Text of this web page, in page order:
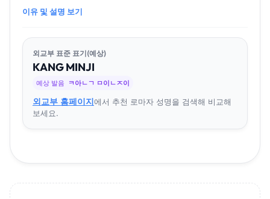
이유 및 설명 보기
외교부 표준 표기(예상)
KANGMINJI
예상 발음 ㅋ아ㄴㄱ ㅁ이ㄴㅈ이
외교부 홈페이지에서 추천 로마자 성명을 검색해 비교해
보세요.